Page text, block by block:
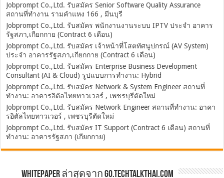
Jobprompt Co.,Ltd. รับสมัคร Senior Software Quality Assurance
สถานที่ทำงาน รามคำแหง 166 , มีนบุรี
Jobprompt Co.,Ltd. รับสมัคร พนักงานงานระบบ IPTV ประจำ อาคาร
รัฐสภา,เกียกกาย (Contract 6 เดือน)
Jobprompt Co.,Ltd. รับสมัคร เจ้าหน้าที่โสตทัศนูปกรณ์ (AV System)
ประจำ อาคารรัฐสภา,เกียกกาย (Contract 6 เดือน)
Jobprompt Co.,Ltd. รับสมัคร Enterprise Business Development
Consultant (AI & Cloud) รูปแบบการทำงาน: Hybrid
Jobprompt Co.,Ltd. รับสมัคร Network & System Engineer สถานที่
ทำงาน: อาคารอิตัลไทยทาวเวอร์ , เพชรบุรีตัดใหม่
Jobprompt Co.,Ltd. รับสมัคร Network Engineer สถานที่ทำงาน: อาคา
รอิตัลไทยทาวเวอร์ , เพชรบุรีตัดใหม่
Jobprompt Co.,Ltd. รับสมัคร IT Support (Contract 6 เดือน) สถานที่
ทำงาน: อาคารรัฐสภา (เกียกกาย)
Whitepaper ล่าสุดจาก Go.TechTalkThai.com